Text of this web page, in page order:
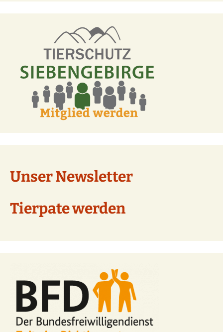
Unser Newsletter
Tierpate werden